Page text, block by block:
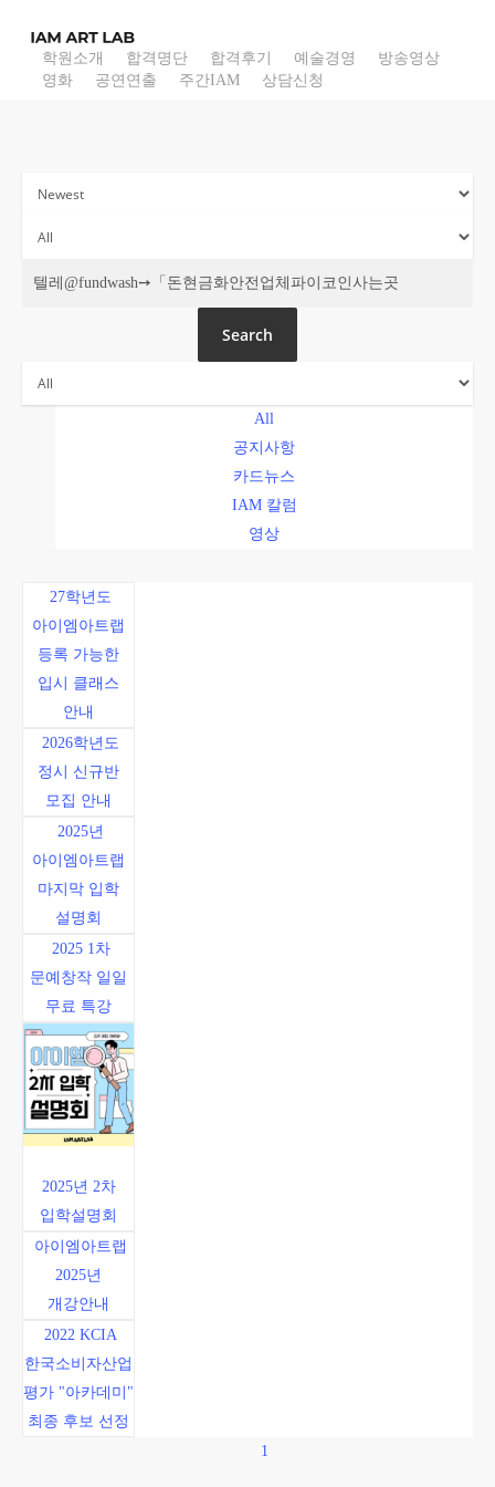
학원소개 합격명단 합격후기 예술경영
방송영상
영화
공연연출 주간IAM 상담신청
주간 IAM
Search
All
공지사항
카드뉴스
IAM 칼럼
영상
27학년도
아이엠아트랩
등록 가능한
입시 클래스
안내
2026학년도
정시 신규반
모집 안내
2025년
아이엠아트랩
마지막 입학
설명회
2025 1차
문예창작 일일
무료 특강
2025년 2차
입학설명회
아이엠아트랩
2025년
개강안내
2022 KCIA
한국소비자산업
평가 "아카데미"
최종 후보 선정
1